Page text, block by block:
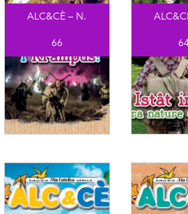
ALC&CÈ – N.
66